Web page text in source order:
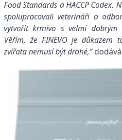
Food Standards a HACCP Codex.
spolupracovali veterináři a
vytvořit krmivo s velmi dobrým
Věřím, že FINEVO je důkazem
zvířata nemusí být drahé,“dodává